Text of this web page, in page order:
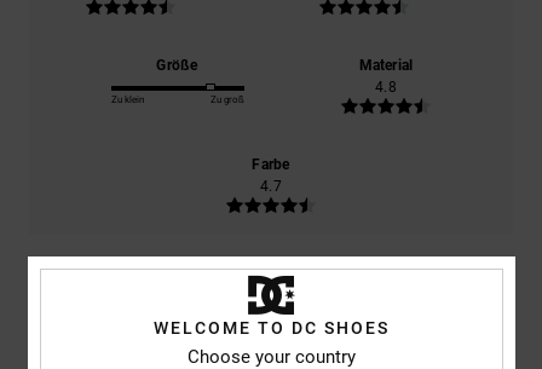
Größe
Zu klein Zu groß
Material
4.8
Farbe
4.7
5/5
WELCOME TO DC SHOES
Choose your country